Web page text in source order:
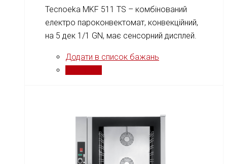
Tecnoeka MKF 511 TS – комбінований
електро пароконвектомат, конвекційний,
на 5 дек 1/1 GN, має сенсорний дисплей.
Додати в список бажань